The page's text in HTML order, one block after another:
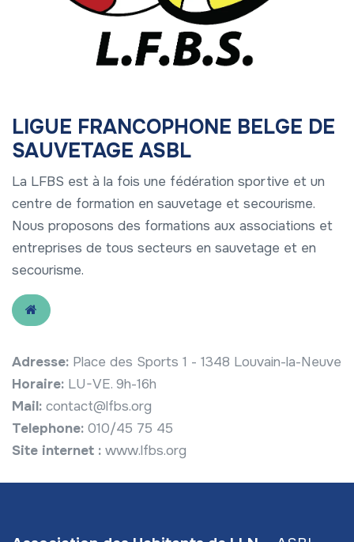
LIGUE FRANCOPHONE BELGE DE
SAUVETAGE ASBL
La LFBS est à la fois une fédération sportive et un
centre de formation en sauvetage et secourisme.
Nous proposons des formations aux associations et
entreprises de tous secteurs en sauvetage et en
secourisme.
Adresse: Place des Sports 1 - 1348 Louvain-la-Neuve
Horaire: LU-VE. 9h-16h
Mail: contact@lfbs.org
Telephone: 010/45 75 45
Site internet : www.lfbs.org